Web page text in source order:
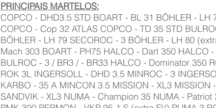
PRINCIPAIS MARTELOS:
COPCO - DHD3.5 STD BOART - BL 31 BÖHLER - LH
COPCO - Cop 32 ATLAS COPCO - TD 35 STD
BÖHLER - LH 79 SECOROC - 3 BÖHLER - LH 80
Mach 303 BOART - PH75 HALCO - Dart 350 HALCO
BULROC - 3 / BR3 / - BR33 HALCO - Dominator 350
ROK 3L INGERSOLL - DHD 3.5 MINROC - 3
KARBO - 35 A MINCON 3.5 MISSION - XL3 MISSION
SANDVIK - XL3 NUMA - Champion 35 NUMA - Patriot